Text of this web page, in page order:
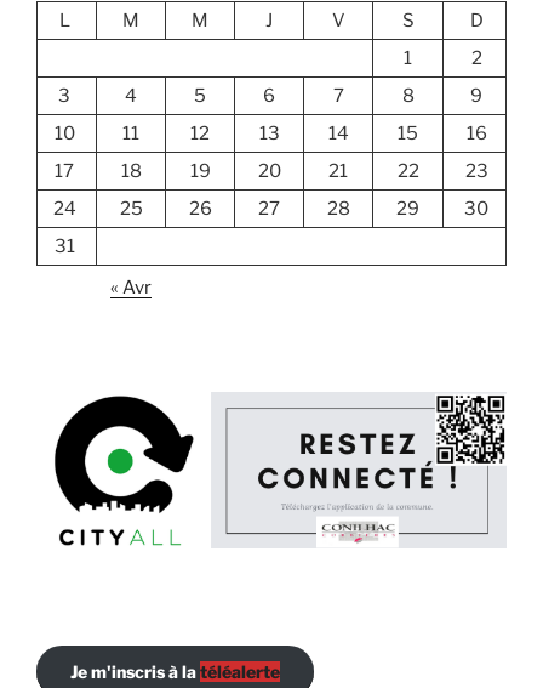
L
M M J V S
D
1
2
3
4 5 6 7 8
9
10
11 12 13 14 15
16
17
18 19 20 21 22
23
24
25 26 27 28 29
30
31
« Avr
Je m'inscris à latéléalerte